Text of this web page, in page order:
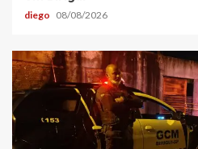
diego 08/08/2026